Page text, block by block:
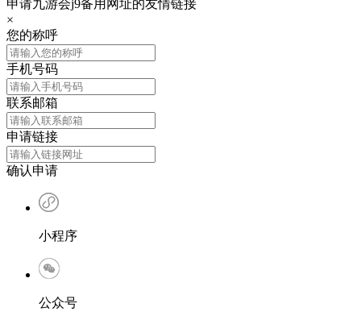
申请九游会j9备用网址的友情链接
×
您的称呼
手机号码
联系邮箱
申请链接
确认申请
小程序
公众号